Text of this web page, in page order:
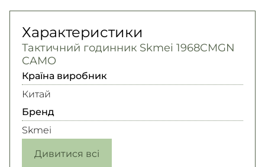
Характеристики
Тактичний годинник Skmei 1968CMGN
CAMO
Країна виробник
Китай
Бренд
Skmei
Дивитися всі